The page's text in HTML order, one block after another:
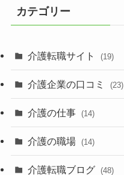
カテゴリー
介護転職サイト (19)
介護企業の口コミ (23)
介護の仕事 (14)
介護の職場 (14)
介護転職ブログ (48)